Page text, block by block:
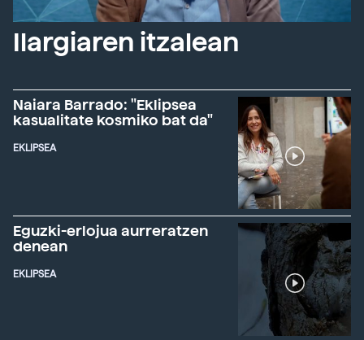
Ilargiaren itzalean
Naiara Barrado: "Eklipsea
kasualitate kosmiko bat da"
EKLIPSEA
Eguzki-erlojua aurreratzen
denean
EKLIPSEA